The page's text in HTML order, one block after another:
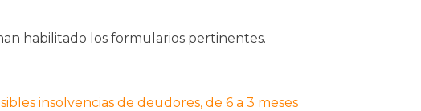
habilitado los formularios pertinentes.
insolvencias de deudores, de 6 a 3 meses